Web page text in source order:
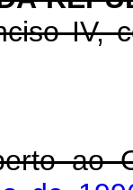
IV,
ao